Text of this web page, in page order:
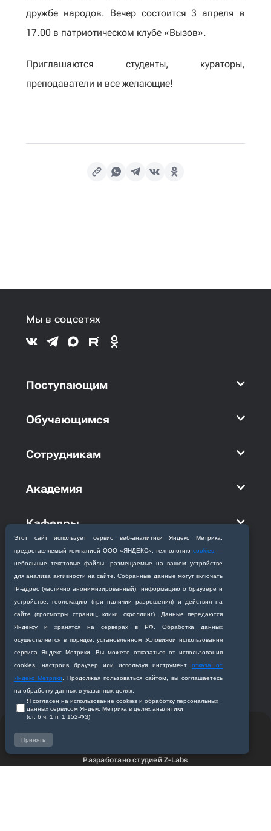
дружбе народов. Вечер состоится 3 апреля в
17.00 в патриотическом клубе «Вызов».
Приглашаются студенты, кураторы,
преподаватели и все желающие!
Этот сайт использует сервис веб‑аналитики Яндекс Метрика,
предоставляемый компанией ООО «ЯНДЕКС», технологиюcookies —
небольшие текстовые файлы, размещаемые на вашем устройстве
для анализа активности на сайте. Собранные данные могут включать
IP‑адрес (частично анонимизированный), информацию о браузере и
устройстве, геолокацию (при наличии разрешения) и действия на
сайте (просмотры страниц, клики, скроллинг). Данные передаются
Яндексу и хранятся на серверах в РФ. Обработка данных
осуществляется в порядке, установленном Условиями использования
сервиса Яндекс Метрики. Вы можете отказаться от использования
cookies, настроив браузер или используя инструментотказа от
Яндекс Метрики . Продолжая пользоваться сайтом, вы соглашаетесь
на обработку данных в указанных целях.
Я согласен на использование cookies и обработку персональных
данных сервисом Яндекс Метрика в целях аналитики
(ст. 6 ч. 1 п. 1 152‑ФЗ)
Принять
Мы в соцсетях
Поступающим
Обучающимся
Сотрудникам
Академия
Кафедры
Приемная комиссия
Благовещенск, ул. Горького, 95
+7 (4162) 319‒016
abitur@amursma.su
Сведения об образовательной
организации
Разработано студиейZ-Labs